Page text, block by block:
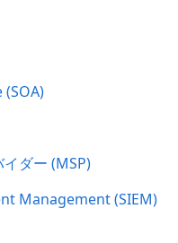
ダー (MSP)
Management (SIEM)